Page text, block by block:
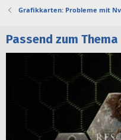
Grafikkarten: Probleme mit
Passend zum Thema